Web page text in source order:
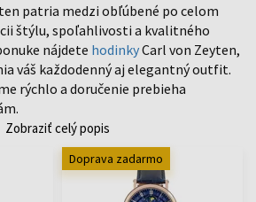
patria medzi obľúbené po celom
štýlu, spoľahlivosti a kvalitného
nájdete hodinkyCarl von Zeyten,
váš každodenný aj elegantný outfit.
rýchlo a doručenie prebieha
Zobraziť celý popis
Doprava zadarmo